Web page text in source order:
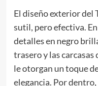
El diseño exterior del
sutil, pero efectiva.
detalles en negro
trasero y las carcasas
le otorgan un toque
elegancia. Por